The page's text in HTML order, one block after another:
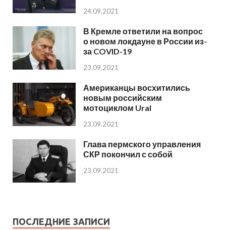
24.09.2021
В Кремле ответили на вопрос
о новом локдауне в России из-
за COVID-19
23.09.2021
Американцы восхитились
новым российским
мотоциклом Ural
23.09.2021
Глава пермского управления
СКР покончил с собой
23.09.2021
ПОСЛЕДНИЕ ЗАПИСИ